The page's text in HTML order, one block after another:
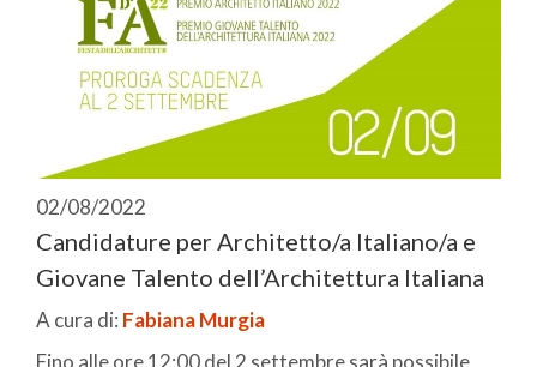
02/08/2022
Candidature per Architetto/a Italiano/a e
Giovane Talento dell’Architettura Italiana
A cura di: Fabiana Murgia
Fino alle ore 12:00 del 2 settembre sarà possibile